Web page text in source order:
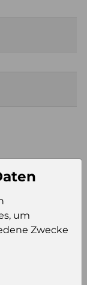
um
Zwecke